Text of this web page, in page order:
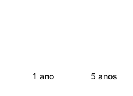
1 ano 5 anos